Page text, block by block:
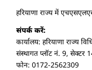
हरियाणा राज्य में
संपर्क करें:
कार्यालय: हरियाणा राज्य
संस्थागत प्लॉट नं. 9, सेक्टर
फोन: 0172-2562309